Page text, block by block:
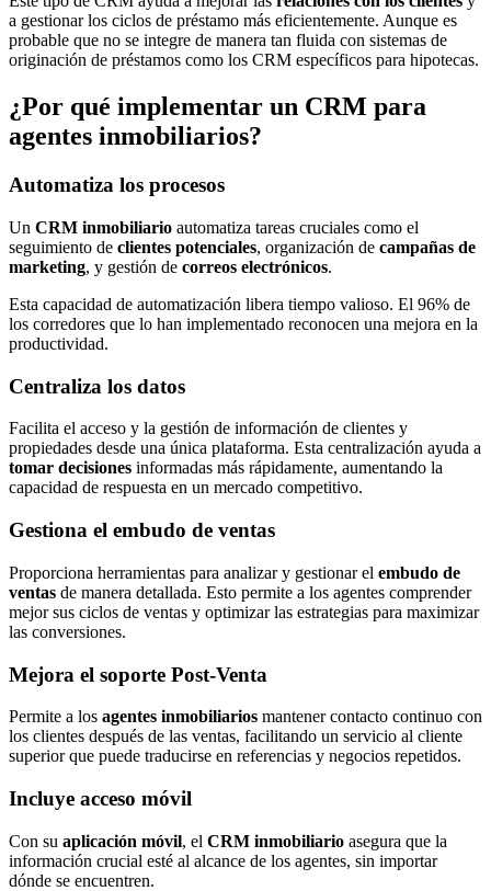
a gestionar los ciclos de préstamo más eficientemente. Aunque es
probable que no se integre de manera tan fluida con sistemas de
originación de préstamos como los CRM específicos para hipotecas.
¿Por qué implementar un CRM para
agentes inmobiliarios?
Automatiza los procesos
Un CRM inmobiliario automatiza tareas cruciales como el
seguimiento de clientes potenciales, organización de campañas de
marketing, y gestión de correos electrónicos.
Esta capacidad de automatización libera tiempo valioso. El 96% de
los corredores que lo han implementado reconocen una mejora en la
productividad.
Centraliza los datos
Facilita el acceso y la gestión de información de clientes y
propiedades desde una única plataforma. Esta centralización ayuda a
tomar decisiones informadas más rápidamente, aumentando la
capacidad de respuesta en un mercado competitivo.
Gestiona el embudo de ventas
Proporciona herramientas para analizar y gestionar el embudo de
ventas de manera detallada. Esto permite a los agentes comprender
mejor sus ciclos de ventas y optimizar las estrategias para maximizar
las conversiones.
Mejora el soporte Post-Venta
Permite a los agentes inmobiliarios mantener contacto continuo con
los clientes después de las ventas, facilitando un servicio al cliente
superior que puede traducirse en referencias y negocios repetidos.
Incluye acceso móvil
Con su aplicación móvil, el CRM inmobiliario asegura que la
información crucial esté al alcance de los agentes, sin importar
dónde se encuentren.